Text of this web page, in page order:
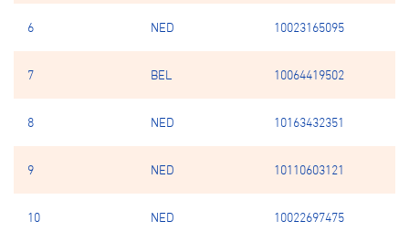
6 NED 10023165095
7 BEL 10064419502
8 NED 10163432351
9 NED 10110603121
10 NED 10022697475